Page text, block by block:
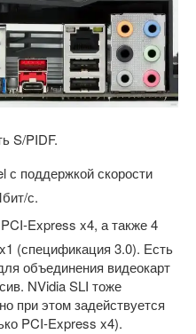
S/PIDF.
с поддержкой скорости
с.
Express x4, а также 4
(спецификация 3.0). Есть
объединения видеокарт
NVidia SLI тоже
при этом задействуется
PCI-Express x4).